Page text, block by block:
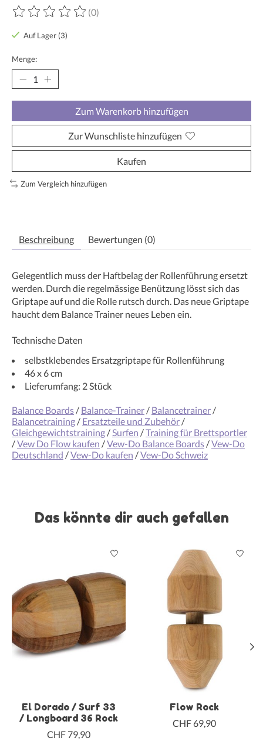
Die Bewertung dieses Produkts ist
(0)
Auf Lager (3)
Menge:
Zum Warenkorb hinzufügen
Zur Wunschliste hinzufügen
Kaufen
Zum Vergleich hinzufügen
Beschreibung Bewertungen (0)
Gelegentlich muss der Haftbelag der Rollenführung ersetzt
werden. Durch die regelmässige Benützung lösst sich das
Griptape auf und die Rolle rutsch durch. Das neue Griptape
haucht dem Balance Trainer neues Leben ein.
Technische Daten
selbstklebendes Ersatzgriptape für Rollenführung
46 x 6 cm
Lieferumfang: 2 Stück
Balance Boards / Balance-Trainer / Balancetrainer /
Balancetraining / Ersatzteile und Zubehör /
Gleichgewichtstraining / Surfen /Training für Brettsportler
/Vew Do Flow kaufen /Vew-Do Balance Boards /Vew-Do
Deutschland /Vew-Do kaufen /Vew-Do Schweiz
Das könnte dir auch gefallen
Produkt-Karussell-Artikel
El Dorado / Surf 33
/ Longboard 36 Rock
CHF 79,90
Flow Rock
CHF 69,90